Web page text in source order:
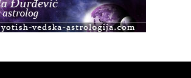
otpusti stres